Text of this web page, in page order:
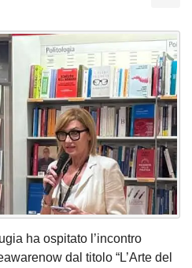
ha ospitato l’incontro
dal titolo “L’Arte del